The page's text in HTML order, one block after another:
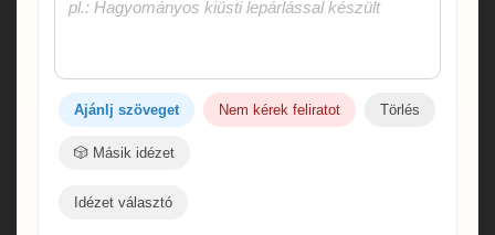
Ajánlj szöveget Nem kérek feliratot Törlés
🎲 Másik idézet
Idézet választó